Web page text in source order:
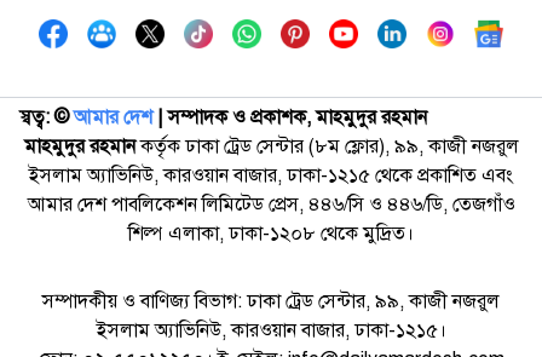
স্বত্ব: ©️আমার দেশ| সম্পাদক ও প্রকাশক, মাহমুদুর রহমান
মাহমুদুর রহমানকর্তৃক ঢাকা ট্রেড সেন্টার (৮ম ফ্লোর), ৯৯, কাজী নজরুল
ইসলাম অ্যাভিনিউ, কারওয়ান বাজার, ঢাকা-১২১৫ থেকে প্রকাশিত এবং
আমার দেশ পাবলিকেশন লিমিটেড প্রেস, ৪৪৬/সি ও ৪৪৬/ডি, তেজগাঁও
শিল্প এলাকা, ঢাকা-১২০৮ থেকে মুদ্রিত।
সম্পাদকীয় ও বাণিজ্য বিভাগ: ঢাকা ট্রেড সেন্টার, ৯৯, কাজী নজরুল
ইসলাম অ্যাভিনিউ, কারওয়ান বাজার, ঢাকা-১২১৫।